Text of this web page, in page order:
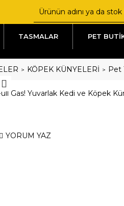
TASMALAR PET
KÖPEK KÜNYELERİ Pet
YORUM YAZ